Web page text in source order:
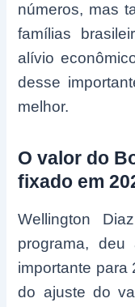
números, mas
famílias
alívio
desse
melhor.
O valor do
fixado em
Wellington
programa, deu
importante para
do ajuste do